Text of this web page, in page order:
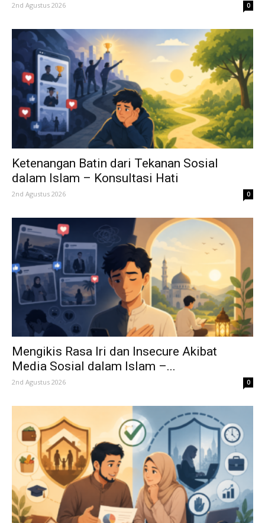
2nd Agustus 2026 0
Ketenangan Batin dari Tekanan Sosial
dalam Islam – Konsultasi Hati
2nd Agustus 2026 0
Mengikis Rasa Iri dan Insecure Akibat
Media Sosial dalam Islam –...
2nd Agustus 2026 0